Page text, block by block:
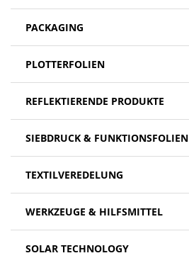
PACKAGING
PLOTTERFOLIEN
REFLEKTIERENDE PRODUKTE
SIEBDRUCK & FUNKTIONSFOLIEN
TEXTILVEREDELUNG
WERKZEUGE & HILFSMITTEL
SOLAR TECHNOLOGY